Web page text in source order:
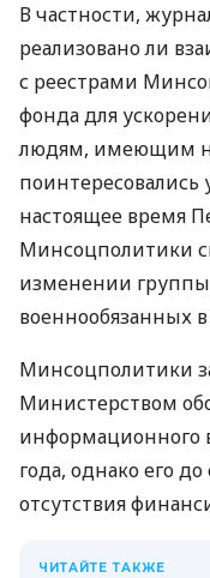
В частности,
реализовано ли
с реестрами
фонда для
людям, имеющим
поинтересовались
настоящее время
Минсоцполитики
изменении
военнообязанных
Минсоцполитики
Министерством
информационного
года, однако его
отсутствия
ЧИТАЙТЕ ТАКЖЕ